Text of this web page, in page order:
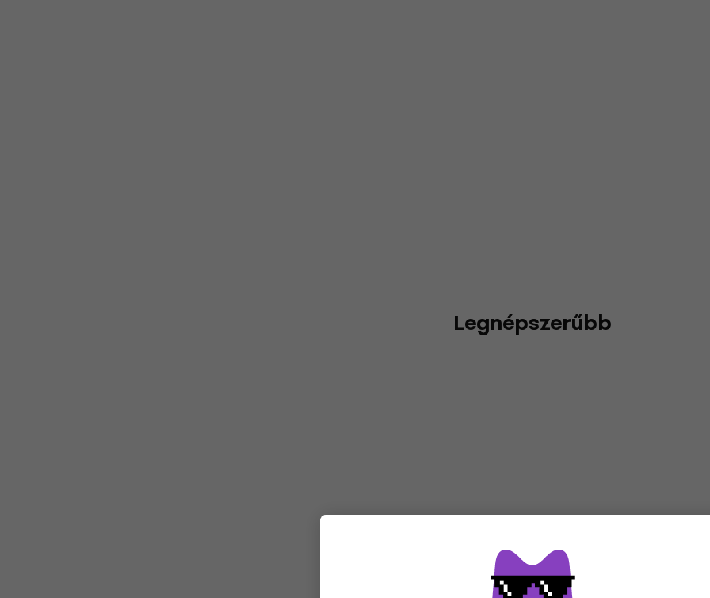
Legnépszerűbb